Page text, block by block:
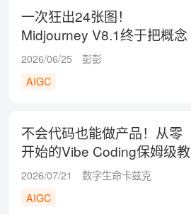
一次狂出24张图！
Midjourney V8.1终于把概念
探索的成本彻底打下来了
2026/06/25
彭彭
AIGC
不会代码也能做产品！从零
开始的Vibe Coding保姆级教
程
2026/07/21
数字生命卡兹克
AIGC